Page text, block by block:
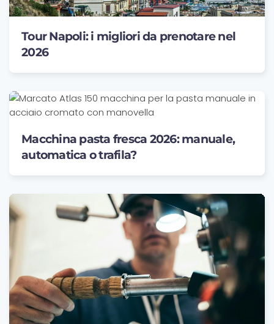
Tour Napoli: i migliori da prenotare nel
2026
Macchina pasta fresca 2026: manuale,
automatica o trafila?